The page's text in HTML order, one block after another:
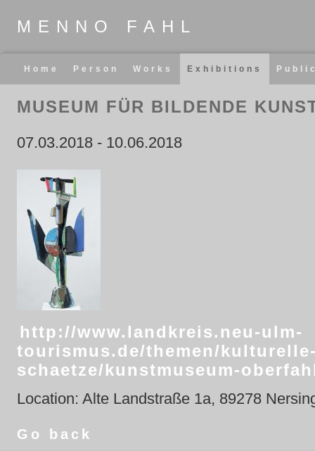
MENNO FAHL
Skip
navigation
Home Person Works Exhibitions
MUSEUM FÜR BILDENDE
07.03.2018 - 10.06.2018
http://www.landkreis.neu-ulm-
tourismus.de/themen/
schaetze/kunstmuseum-
Location: Alte Landstraße 1a, 89278
Go back